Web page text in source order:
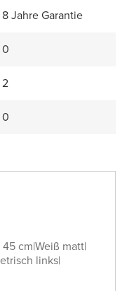
8 Jahre Garantie
0
2
0
cm|Weiß matt|
links|